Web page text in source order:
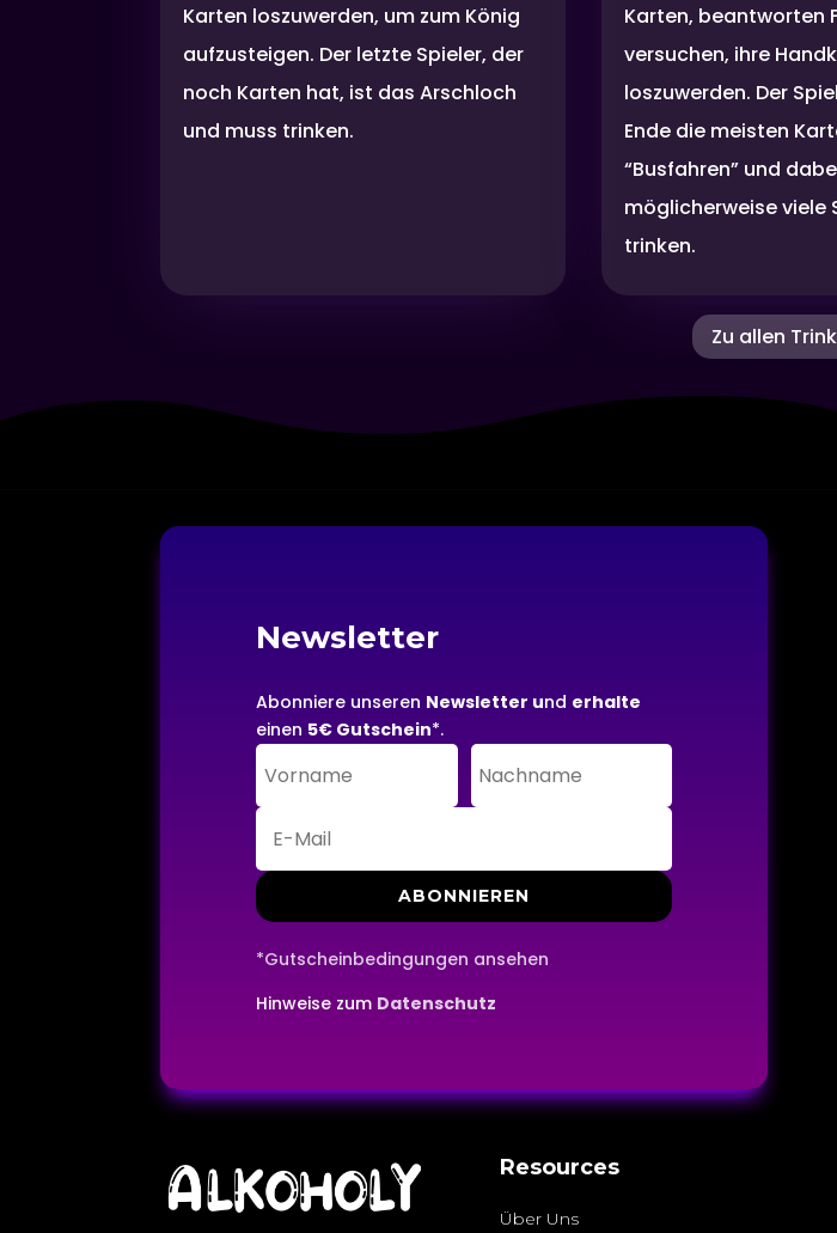
Karten loszuwerden, um zum König
aufzusteigen. Der letzte Spieler, der
noch Karten hat, ist das Arschloch
und muss trinken.
Karten, beantworten
versuchen, ihre
loszuwerden. Der
Ende die meisten
“Busfahren” und
möglicherweise viele
trinken.
Zu allen
Newsletter
Abonniere unseren Newsletter und erhalte
einen 5€ Gutschein*.
ABONNIEREN
*Gutscheinbedingungen ansehen
Hinweise zum Datenschutz
Resources
Über Uns